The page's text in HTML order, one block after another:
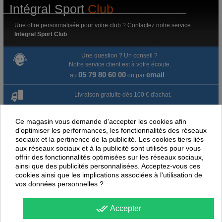
Intégral Sport Club
Une offre personnalisée pour votre club ? Contactez notre service
Integral Sport Club
Une question ? Un conseil ?
Notre service client est à votre écoute.
au 05 79 80 60 00ou par email
Livraison gratuite dès 100 € d'achat.
Paiement par virement
Satisfait ou remboursé jusqu'à 60 jours
NOUS PENSONS QUE CES ARTICLES
%
Ce magasin vous demande d'accepter les cookies afin
d'optimiser les performances, les fonctionnalités des réseaux
sociaux et la pertinence de la publicité. Les cookies tiers liés
aux réseaux sociaux et à la publicité sont utilisés pour vous
offrir des fonctionnalités optimisées sur les réseaux sociaux,
ainsi que des publicités personnalisées. Acceptez-vous ces
cookies ainsi que les implications associées à l'utilisation de
vos données personnelles ?
done_all Accepter